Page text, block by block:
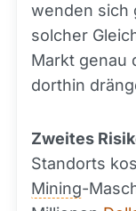
wenden sich
solcher
Markt genau
dorthin
Zweites
Standorts
Mining-